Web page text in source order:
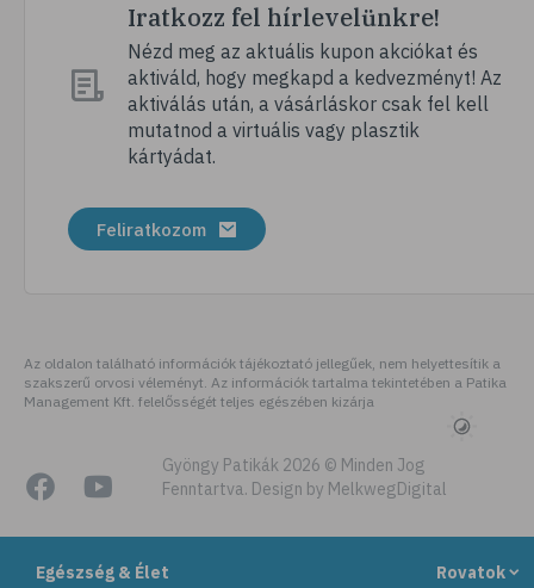
Egészség & Élet Rovatok
# nordic walking
# meditálás
# allergia
# kertészkedés
# netfüggőség
# szenvedélybetegség
# futás
# kocogás
# cyberbullying
Iratkozz fel hírlevelünkre!
Nézd meg az aktuális kupon akciókat és
aktiváld, hogy megkapd a kedvezményt! Az
aktiválás után, a vásárláskor csak fel kell
mutatnod a virtuális vagy plasztik
kártyádat.
Feliratkozom
Az oldalon található információk tájékoztató jellegűek, nem helyettesítik a
szakszerű orvosi véleményt. Az információk tartalma tekintetében a Patika
Management Kft. felelősségét teljes egészében kizárja
Gyöngy Patikák 2026 © Minden Jog
Fenntartva. Design by MelkwegDigital